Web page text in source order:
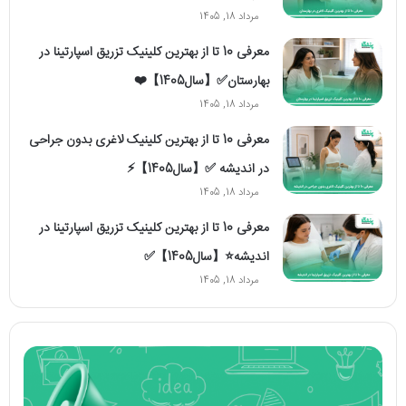
مرداد 18, 1405
معرفی 10 تا از بهترین کلینیک تزریق اسپارتینا در
بهارستان✅【سال1405】❤️
مرداد 18, 1405
معرفی 10 تا از بهترین کلینیک لاغری بدون جراحی
در اندیشه ✅【سال1405】⚡️
مرداد 18, 1405
معرفی 10 تا از بهترین کلینیک تزریق اسپارتینا در
اندیشه⭐【سال1405】✅
مرداد 18, 1405